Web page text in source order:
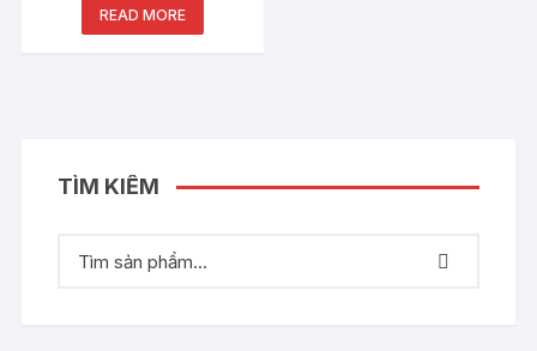
READ MORE
TÌM KIẾM